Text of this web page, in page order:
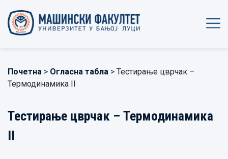
Почетна > Огласна табла > Тестирање цврчак –
Термодинамика II
Тестирање цврчак – Термодинамика
II